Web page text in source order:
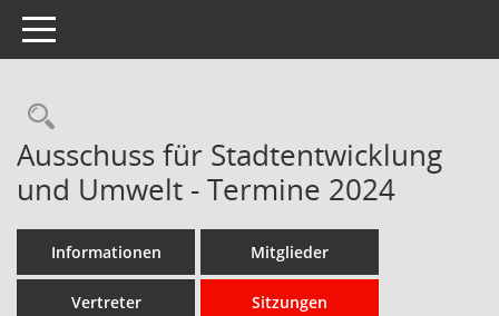
Toggle navigation
Rechercheauswahl
Ausschuss für Stadtentwicklung
und Umwelt - Termine 2024
Informationen Mitglieder
Vertreter Sitzungen